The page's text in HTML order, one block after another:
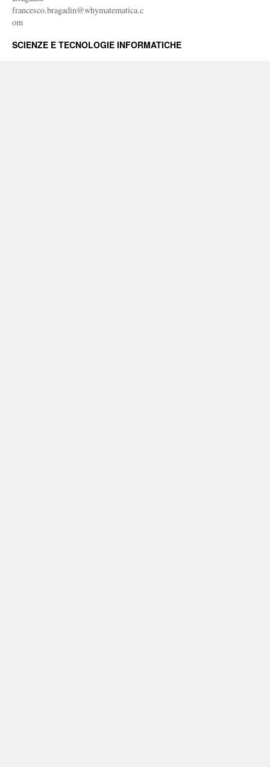
francesco.bragadin@whymatematica.c
om
SCIENZE E TECNOLOGIE INFORMATICHE